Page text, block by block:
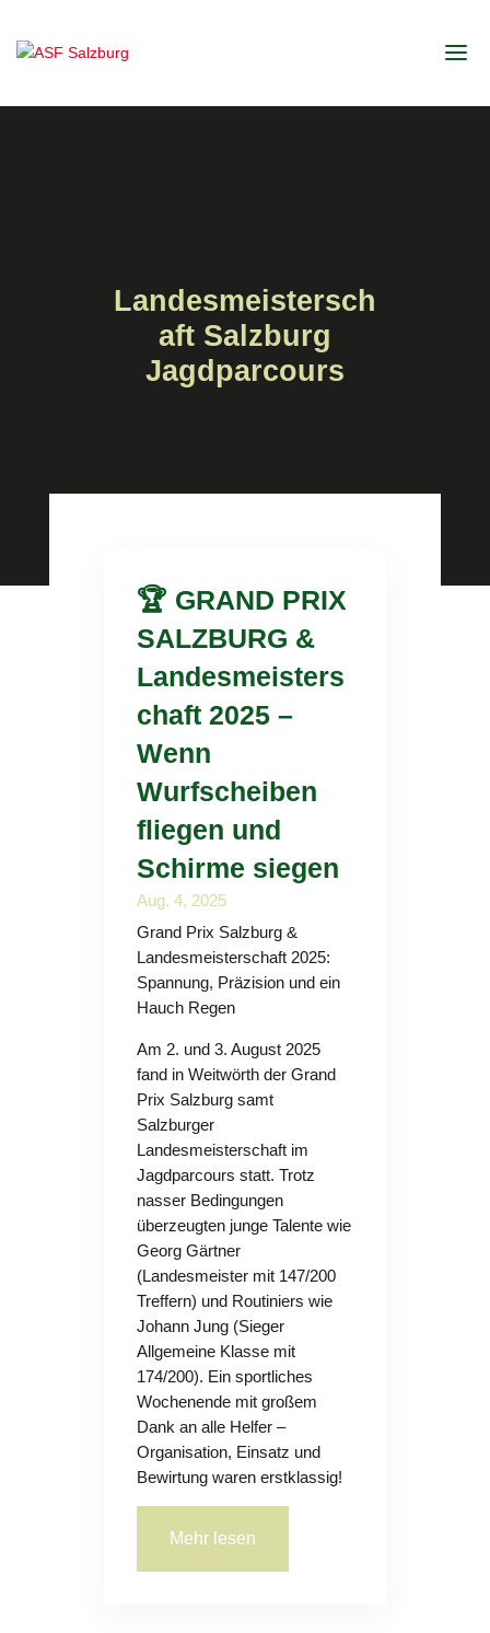
Landesmeistersch
aft Salzburg
Jagdparcours
🏆 GRAND PRIX
SALZBURG &
Landesmeisters
chaft 2025 –
Wenn
Wurfscheiben
fliegen und
Schirme siegen
Aug. 4, 2025
Grand Prix Salzburg &
Landesmeisterschaft 2025:
Spannung, Präzision und ein
Hauch Regen
Am 2. und 3. August 2025
fand in Weitwörth der Grand
Prix Salzburg samt
Salzburger
Landesmeisterschaft im
Jagdparcours statt. Trotz
nasser Bedingungen
überzeugten junge Talente wie
Georg Gärtner
(Landesmeister mit 147/200
Treffern) und Routiniers wie
Johann Jung (Sieger
Allgemeine Klasse mit
174/200). Ein sportliches
Wochenende mit großem
Dank an alle Helfer –
Organisation, Einsatz und
Bewirtung waren erstklassig!
Mehr lesen